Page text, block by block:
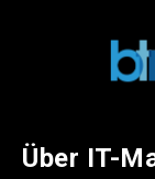
Über IT-